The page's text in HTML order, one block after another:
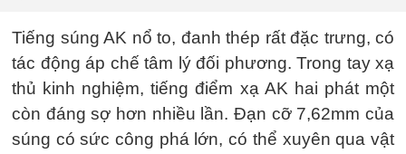
Tiếng súng AK nổ to, đanh thép rất đặc trưng, có
tác động áp chế tâm lý đối phương. Trong tay xạ
thủ kinh nghiệm, tiếng điểm xạ AK hai phát một
còn đáng sợ hơn nhiều lần. Đạn cỡ 7,62mm của
súng có sức công phá lớn, có thể xuyên qua vật